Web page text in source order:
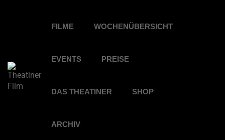
FILME WOCHENÜBERSICHT
EVENTS PREISE
DAS THEATINER SHOP
ARCHIV